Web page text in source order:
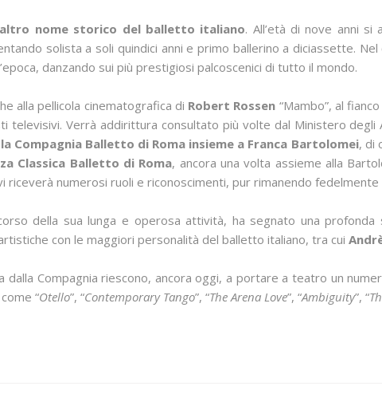
nome storico del balletto italiano. All’età di nove anni
solista a soli quindici anni e primo ballerino a diciassette.
danzando sui più prestigiosi palcoscenici di tutto il mondo.
alla pellicola cinematografica di Robert Rossen “Mambo”, al
televisivi. Verrà addirittura consultato più volte dal Ministero
Compagnia Balletto di Roma insieme a Franca Bartolomei, di
Classica Balletto di Roma, ancora una volta assieme alla
riceverà numerosi ruoli e riconoscimenti, pur rimanendo fedelmente
della sua lunga e operosa attività, ha segnato una profonda
con le maggiori personalità del balletto italiano, tra cui
dalla Compagnia riescono, ancora oggi, a portare a teatro un
“Otello”, “Contemporary Tango”, “The Arena Love”, “Ambiguity”, “